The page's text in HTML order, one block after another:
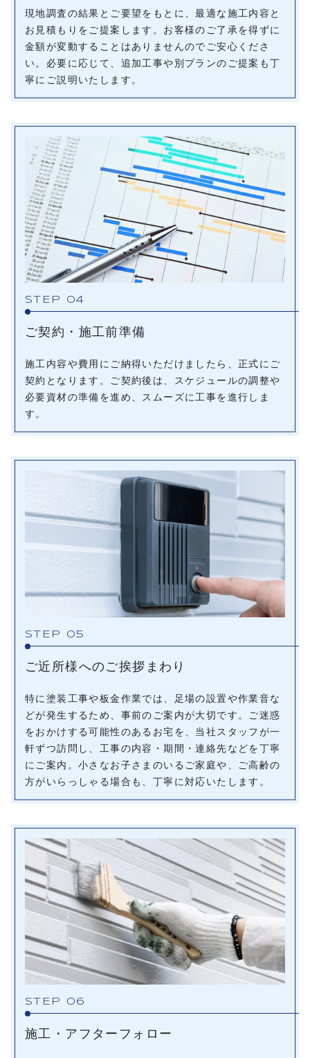
現地調査の結果とご要望をもとに、最適な施工内容と
お見積もりをご提案します。お客様のご了承を得ずに
金額が変動することはありませんのでご安心くださ
い。必要に応じて、追加工事や別プランのご提案も丁
寧にご説明いたします。
STEP 04
ご契約・施工前準備
施工内容や費用にご納得いただけましたら、正式にご
契約となります。ご契約後は、スケジュールの調整や
必要資材の準備を進め、スムーズに工事を進行しま
す。
STEP 05
ご近所様へのご挨拶まわり
特に塗装工事や板金作業では、足場の設置や作業音な
どが発生するため、事前のご案内が大切です。ご迷惑
をおかけする可能性のあるお宅を、当社スタッフが一
軒ずつ訪問し、工事の内容・期間・連絡先などを丁寧
にご案内。小さなお子さまのいるご家庭や、ご高齢の
方がいらっしゃる場合も、丁寧に対応いたします。
STEP 06
施工・アフターフォロー